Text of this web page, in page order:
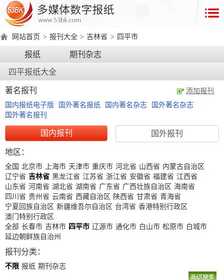
首
页
数
产
品
字
报
电
脑
版
字
报
手
机
版
线
演
示
产
品
介
绍
产
品
优
势
产
品
分
类
环
境
要
求
著
作
权
证
产
品
价
格
数
网站首页 > 报刊大全 > 吉林省 > 四平市
报纸 期刊杂志
四平报纸大全
著名报刊
添加报刊
国内报纸电子版
国外著名报纸 国内著名杂志
国外著名杂志
国外著名报刊
国内报刊 国外报刊
地区：
全国 北京市 上海市 天津市 重庆市 河北省 山西省 内蒙古自治区
辽宁省 吉林省 黑龙江省 江苏省 浙江省 安徽省 福建省 江西省
山东省 河南省 湖北省 湖南省 广东省 广西壮族自治区 海南省
四川省 贵州省 云南省 西藏自治区 陕西省 甘肃省 青海省
宁夏回族自治区 新疆维吾尔自治区 台湾省 香港特别行政区
澳门特别行政区
全部 长春市 吉林市 四平市 辽源市 通化市 白山市 松原市 白城市
延边朝鲜族自治州
报刊分类：
不限 报纸 期刊杂志